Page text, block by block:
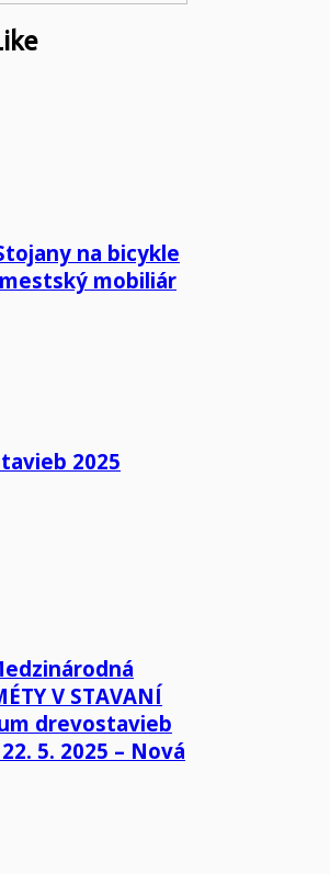
na bicykle
mobiliár
2025
V STAVANÍ
drevostavieb
5. 2025 – Nová